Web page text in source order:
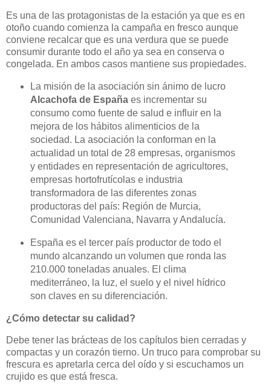
Es una de las protagonistas de la estación ya que es en
otoño cuando comienza la campaña en fresco aunque
conviene recalcar que es una verdura que se puede
consumir durante todo el año ya sea en conserva o
congelada. En ambos casos mantiene sus propiedades.
La misión de la asociación sin ánimo de lucro
Alcachofa de Españaes incrementar su
consumo como fuente de salud e influir en la
mejora de los hábitos alimenticios de la
sociedad. La asociación la conforman en la
actualidad un total de 28 empresas, organismos
y entidades en representación de agricultores,
empresas hortofrutícolas e industria
transformadora de las diferentes zonas
productoras del país: Región de Murcia,
Comunidad Valenciana, Navarra y Andalucía.
España es el tercer país productor de todo el
mundo alcanzando un volumen que ronda las
210.000 toneladas anuales. El clima
mediterráneo, la luz, el suelo y el nivel hídrico
son claves en su diferenciación.
¿Cómo detectar su calidad?
Debe tener las brácteas de los capítulos bien cerradas y
compactas y un corazón tierno. Un truco para comprobar su
frescura es apretarla cerca del oído y si escuchamos un
crujido es que está fresca.